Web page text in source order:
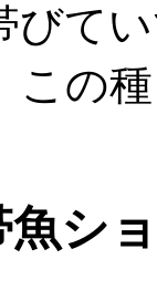
びて
この
魚シ